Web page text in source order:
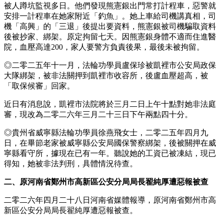
被人蹲坑監視多日。他們發現熊憲銀出門常打計程車，惡警就
安排一計程車在她家附近「釣魚」。她上車給司機講真相，司
機「高興」的「三退」後提出要資料，熊憲銀被司機騙取資料
後被抄家、綁架。原定拘留七天。因熊憲銀身體不適而住進醫
院，血壓高達200，家人要警方負責後果，最後未被拘留。
◎二零二五年十一月，法輪功學員盧保珍被凱裡市公安局政保
大隊綁架，被非法關押到凱裡市收容所，後盧血壓超高，被
「取保候審」回家。
近日有消息說，凱裡市法院將於三月二日上午十點對她非法庭
審，現改為二零二六年三月二十三日下午兩點四十分。
◎貴州省威寧縣法輪功學員徐燕飛女士，二零二五年四月九
日，在畢節老家被威寧縣公安局國保警察綁架，後被關押在威
寧縣看守所，據現在已有一年。聽說她的工資已被凍結，現已
得知，她被非法判刑，具體情況待查。
二、原河南省鄭州市高新區公安分局局長翟純厚遭惡報被查
二零二六年四月二十八日河南省媒體報導，原河南省鄭州市高
新區公安分局局長翟純厚遭惡報被查。